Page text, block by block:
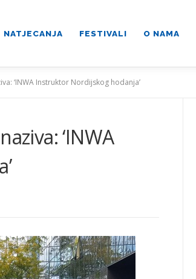
NATJECANJA FESTIVALI O NAMA
‘INWA Instruktor Nordijskog hodanja’
‘INWA